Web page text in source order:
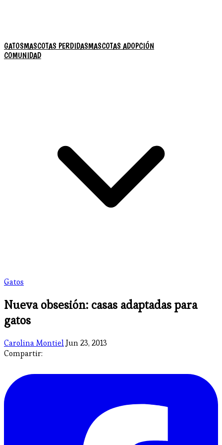
GATOSMASCOTAS PERDIDASMASCOTAS ADOPCIÓN
COMUNIDAD
Gatos
Nueva obsesión: casas adaptadas para
gatos
Carolina MontielJun 23, 2013
Compartir: